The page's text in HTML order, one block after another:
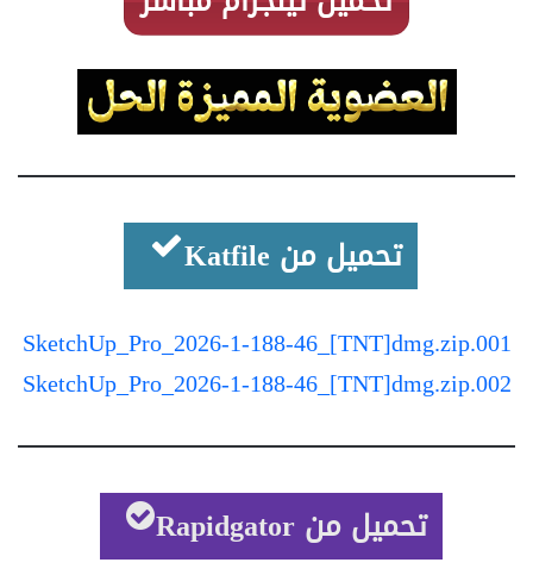
تحميل من Katfile
SketchUp_Pro_2026-1-188-46_[TNT]dmg.zip.001
SketchUp_Pro_2026-1-188-46_[TNT]dmg.zip.002
تحميل من Rapidgator